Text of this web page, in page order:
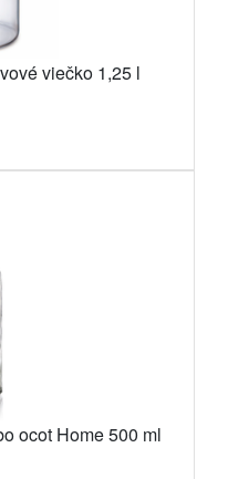
viečko 1,25 l
ocot Home 500 ml